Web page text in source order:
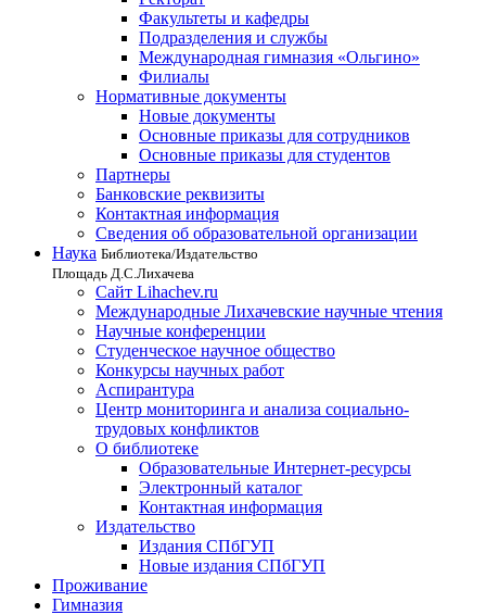
Факультеты и кафедры
Подразделения и службы
Международная гимназия «Ольгино»
Филиалы
Нормативные документы
Новые документы
Основные приказы для сотрудников
Основные приказы для студентов
Партнеры
Банковские реквизиты
Контактная информация
Сведения об образовательной организации
Наука Библиотека/Издательство
Площадь Д.С.Лихачева
Сайт Lihachev.ru
Международные Лихачевские научные чтения
Научные конференции
Студенческое научное общество
Конкурсы научных работ
Аспирантура
Центр мониторинга и анализа социально-
трудовых конфликтов
О библиотеке
Образовательные Интернет-ресурсы
Электронный каталог
Контактная информация
Издательство
Издания СПбГУП
Новые издания СПбГУП
Проживание
Гимназия